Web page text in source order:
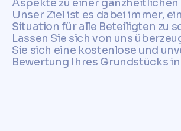
Aspekte zu einer
Unser Ziel ist es dabei immer,
Situation für alle Beteiligten zu
Lassen Sie sich von uns
Sie sich eine kostenlose und
Bewertung Ihres Grundstücks